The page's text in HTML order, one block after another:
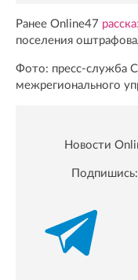
Ранее Online47
поселения
Фото: пресс-служба
межрегионального
Новости
Подпишись: